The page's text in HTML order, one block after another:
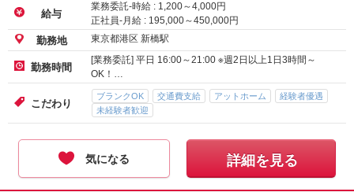
給与
業務委託-時給 : 1,200～4,000円
正社員-月給 : 195,000～450,000円
勤務地 東京都港区 新橋駅
勤務時間
[業務委託] 平日 16:00～21:00 ※週2日以上1日3時間～
OK！…
こだわり
ブランクOK 交通費支給 アットホーム
経験者優遇
未経験者歓迎
気になる 詳細を見る